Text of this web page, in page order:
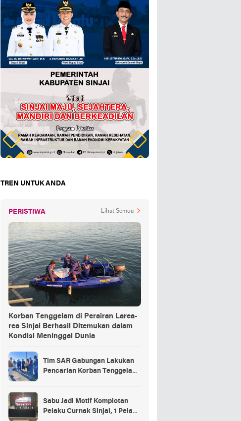
TREN UNTUK ANDA
PERISTIWA Lihat Semua
Korban Tenggelam di Perairan Larea-
rea Sinjai Berhasil Ditemukan dalam
Kondisi Meninggal Dunia
Tim SAR Gabungan Lakukan
Pencarian Korban Tenggelam
Sabu Jadi Motif Komplotan
Pelaku Curnak Sinjai, 1 Pelaku